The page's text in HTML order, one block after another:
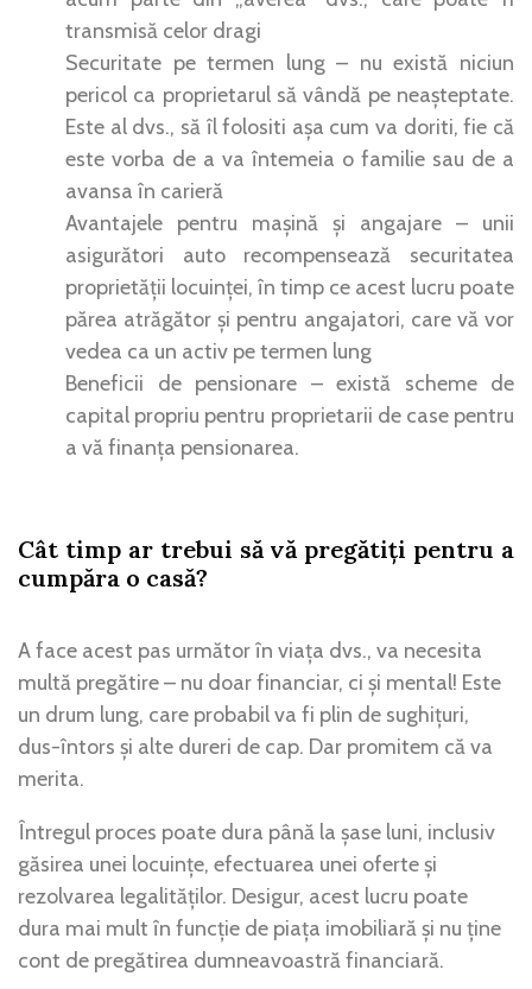
transmisă celor dragi
Securitate pe termen lung – nu există niciun
pericol ca proprietarul să vândă pe neașteptate.
Este al dvs., să îl folositi așa cum va doriti, fie că
este vorba de a va întemeia o familie sau de a
avansa în carieră
Avantajele pentru mașină și angajare – unii
asigurători auto recompensează securitatea
proprietății locuinței, în timp ce acest lucru poate
părea atrăgător și pentru angajatori, care vă vor
vedea ca un activ pe termen lung
Beneficii de pensionare – există scheme de
capital propriu pentru proprietarii de case pentru
a vă finanța pensionarea.
Cât timp ar trebui să vă pregătiți pentru a
cumpăra o casă?
A face acest pas următor în viața dvs., va necesita
multă pregătire – nu doar financiar, ci și mental! Este
un drum lung, care probabil va fi plin de sughițuri,
dus-întors și alte dureri de cap. Dar promitem că va
merita.
Întregul proces poate dura până la șase luni, inclusiv
găsirea unei locuințe, efectuarea unei oferte și
rezolvarea legalităților. Desigur, acest lucru poate
dura mai mult în funcție de piața imobiliară și nu ține
cont de pregătirea dumneavoastră financiară.